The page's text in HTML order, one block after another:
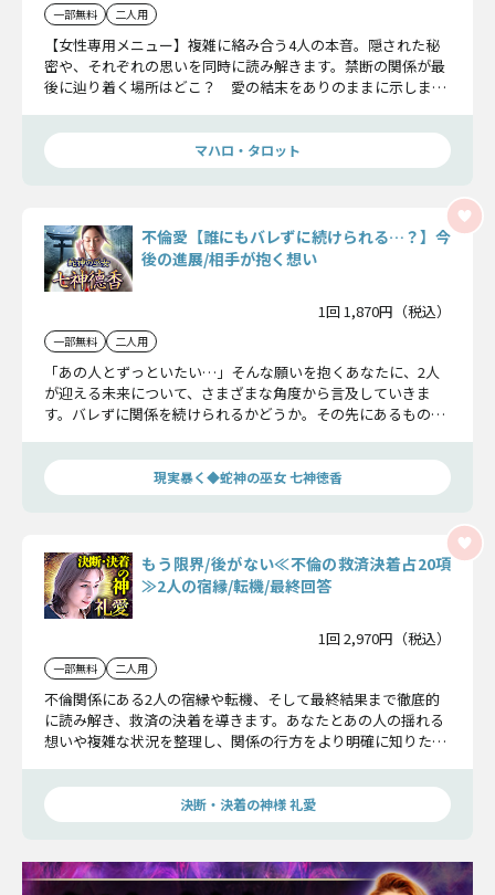
一部無料 二人用
【女性専用メニュー】複雑に絡み合う4人の本音。隠された秘
密や、それぞれの思いを同時に読み解きます。禁断の関係が最
後に辿り着く場所はどこ？ 愛の結末をありのままに示しま
マハロ・タロット
不倫愛【誰にもバレずに続けられる…？】今
後の進展/相手が抱く想い
1回 1,870円（税込）
一部無料 二人用
「あの人とずっといたい…」そんな願いを抱くあなたに、2人
が迎える未来について、さまざまな角度から言及していきま
す。バレずに関係を続けられるかどうか。その先にあるものを
現実暴く◆蛇神の巫女 七神徳香
もう限界/後がない≪不倫の救済決着占20項
≫2人の宿縁/転機/最終回答
1回 2,970円（税込）
一部無料 二人用
不倫関係にある2人の宿縁や転機、そして最終結果まで徹底的
に読み解き、救済の決着を導きます。あなたとあの人の揺れる
想いや複雑な状況を整理し、関係の行方をより明確に知りたい
決断・決着の神様 礼愛